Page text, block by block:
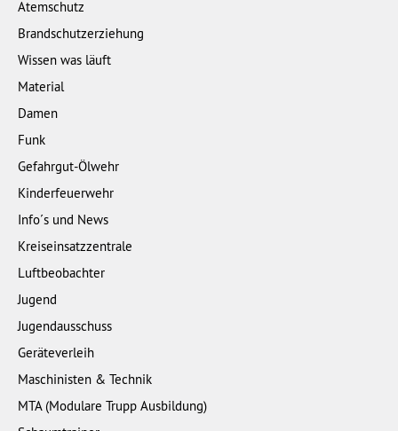
Atemschutz
Brandschutzerziehung
Wissen was läuft
Material
Damen
Funk
Gefahrgut-Ölwehr
Kinderfeuerwehr
Info´s und News
Kreiseinsatzzentrale
Luftbeobachter
Jugend
Jugendausschuss
Geräteverleih
Maschinisten & Technik
MTA (Modulare Trupp Ausbildung)